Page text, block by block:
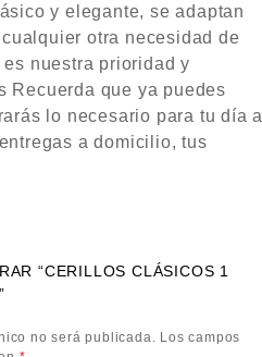
y elegante, se adaptan
otra necesidad de
nuestra prioridad y
Recuerda que ya puedes
lo necesario para tu día a
a domicilio, tus
“CERILLOS CLÁSICOS 1
no será publicada. Los campos